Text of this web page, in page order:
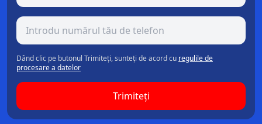
Dând clic pe butonul Trimiteți, sunteți de acord cu regulile de
procesare a datelor
Trimiteți